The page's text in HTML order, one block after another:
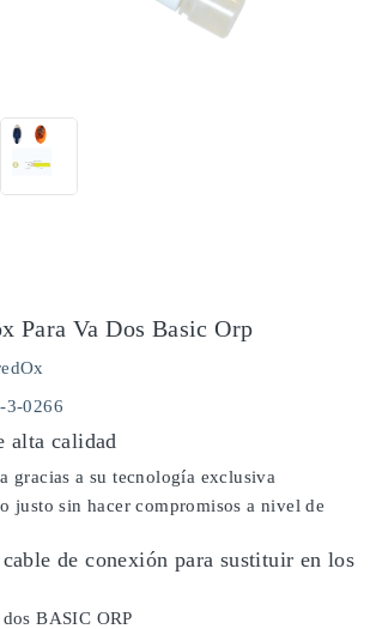
Para Va Dos Basic Orp
3-0266
alta calidad
gracias a su tecnología exclusiva
justo sin hacer compromisos a nivel de
de conexión para sustituir en los
BASIC ORP